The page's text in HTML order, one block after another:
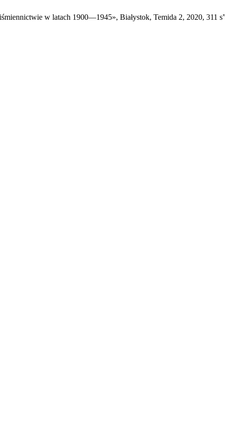
w latach 1900—1945», Białystok, Temida 2, 2020, 311